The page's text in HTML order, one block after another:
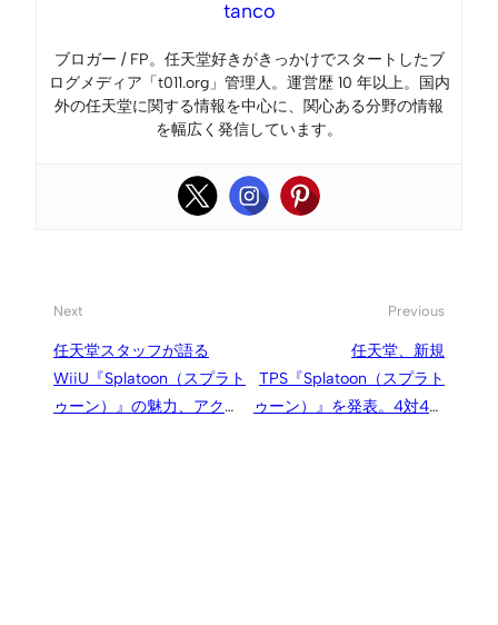
tanco
ブロガー / FP。任天堂好きがきっかけでスタートしたブ
ログメディア「t011.org」管理人。運営歴 10 年以上。国内
外の任天堂に関する情報を中心に、関心ある分野の情報
を幅広く発信しています。
Next
任天堂スタッフが語る
WiiU『Splatoon（スプラト
ゥーン）』の魅力、アクシ
Previous
任天堂、新規
TPS『Splatoon（スプラト
ゥーン）』を発表。4対4の